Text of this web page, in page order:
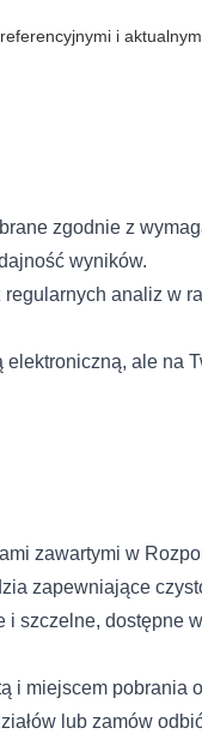
i
zgodnie z
wyników.
analiz w
ale na
zawartymi w
zapewniające
szczelne, dostępne
i miejscem pobrania
lub zamów
w związku z
różni użytkownicy
Celem jest
poszczególnych